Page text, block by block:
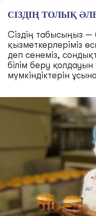
СІЗДІҢ ТОЛЫҚ
Сіздің табысыңыз —
қызметкерлеріміз
деп сенеміз,
білім беру
мүмкіндіктерін